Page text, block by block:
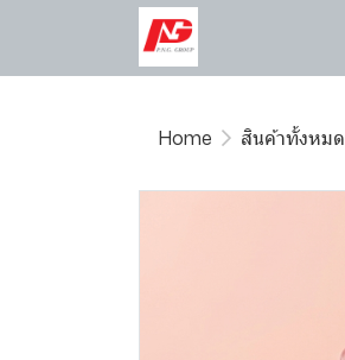
Home สินค้าทั้งหมด